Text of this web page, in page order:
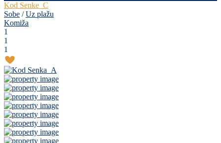
Kod Senke_C
Sobe /Uz plažu
Komiža
1
1
1